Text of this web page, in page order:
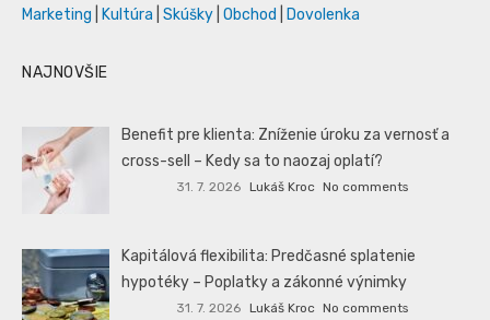
Marketing
Kultúra Skúšky Obchod Dovolenka
NAJNOVŠIE
Benefit pre klienta: Zníženie úroku za vernosť a
cross-sell – Kedy sa to naozaj oplatí?
31. 7. 2026 Lukáš Kroc No comments
Kapitálová flexibilita: Predčasné splatenie
hypotéky – Poplatky a zákonné výnimky
31. 7. 2026 Lukáš Kroc No comments